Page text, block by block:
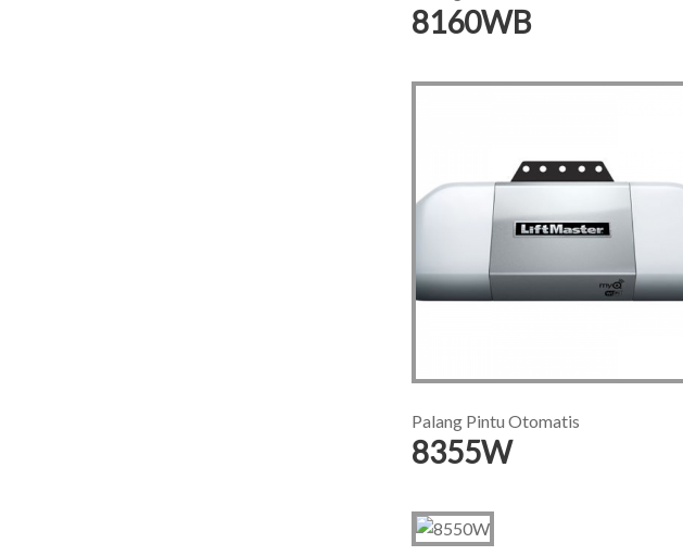
8160WB
Palang Pintu Otomatis
8355W